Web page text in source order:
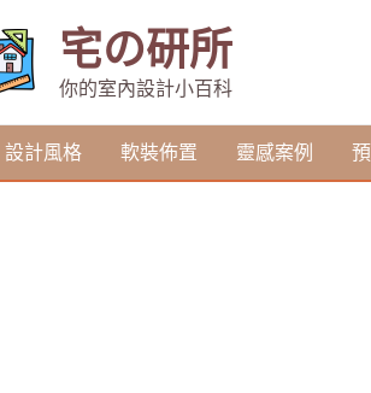
宅の研所
你的室內設計小百科
設計風格 軟裝佈置 靈感案例